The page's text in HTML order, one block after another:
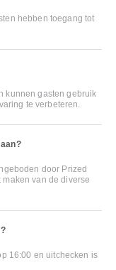
hebben toegang tot
kunnen gasten gebruik
te verbeteren.
door Prized
van de diverse
16:00 en uitchecken is